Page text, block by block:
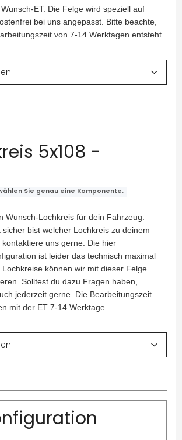
ET. Die Felge wird speziell auf
bei uns angepasst. Bitte beachte,
von 7-14 Werktagen entsteht.
5x108 -
Sie genau eine Komponente.
Wunsch-Lochkreis für dein Fahrzeug.
bist welcher Lochkreis zu deinem
uns gerne. Die hier
ist leider das technisch maximal
Lochkreise können wir mit dieser Felge
Solltest du dazu Fragen haben,
jederzeit gerne. Die Bearbeitungszeit
mit der ET 7-14 Werktage.